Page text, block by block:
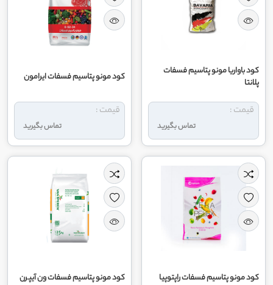
کود باواریا مونو پتاسیم فسفات
پلانتا
تماس بگیرید
قیمت :
کود مونو پتاسیم فسفات ایرامون
تماس بگیرید
قیمت :
کود مونو پتاسیم فسفات راپتوپیا کود مونو پتاسیم فسفات ون آیپرن